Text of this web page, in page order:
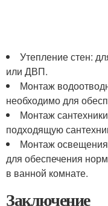
Утепление стен:
или ДВП.
Монтаж
необходимо для
Монтаж
подходящую
Монтаж
для обеспечения
в ванной комнате.
Заключение